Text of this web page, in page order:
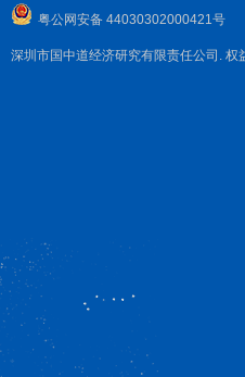
粤公网安备 44030302000421号
深圳市国中道经济研究有限责任公司.